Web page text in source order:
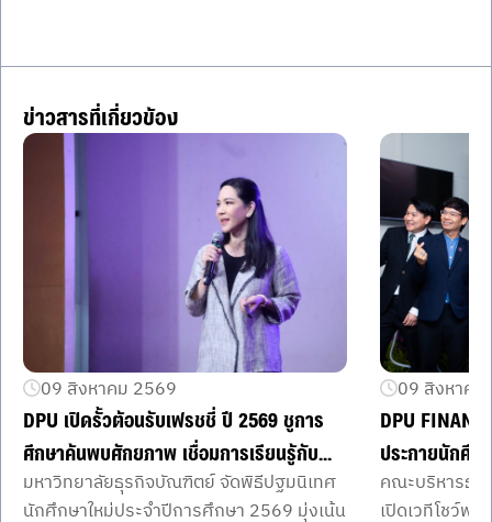
ข่าวสารที่เกี่ยวข้อง
09 สิงหาคม 2569
DPU เปิดรั้วต้อนรับเฟรชชี่ ปี 2569 ชูการ
ศึกษาค้นพบศักยภาพ เชื่อมการเรียนรู้กับ
ประสบการณ์จริง เสริมทักษะ AI–6 DNA
มหาวิทยาลัยธุรกิจบัณฑิตย์ จัดพิธีปฐมนิเทศ
นักศึกษาใหม่ประจำปีการศึกษา 2569 มุ่งเน้น
09 สิงหาค
DPU
ประกายนักศึก
แห่งมิตรภาพ
คณะบริหารธุ
เปิดเวทีโชว์พ